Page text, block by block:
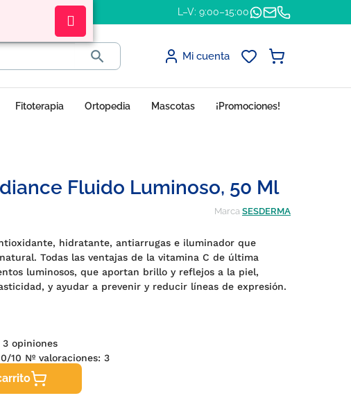
L–V: 9:00–15:00
 Mi cuenta
Fitoterapia Ortopedia Mascotas ¡Promociones!
Fluido Luminoso, 50 Ml
Marca SESDERMA
hidratante, antiarrugas e iluminador que
Todas las ventajas de la vitamina C de última
luminosos, que aportan brillo y reflejos a la piel,
y ayudar a prevenir y reducir líneas de expresión.
3 opiniones
/10 Nº valoraciones: 3